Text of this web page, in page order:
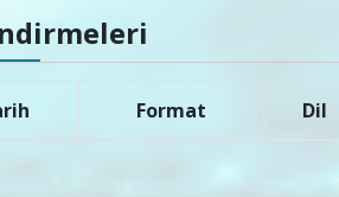
Format Dil